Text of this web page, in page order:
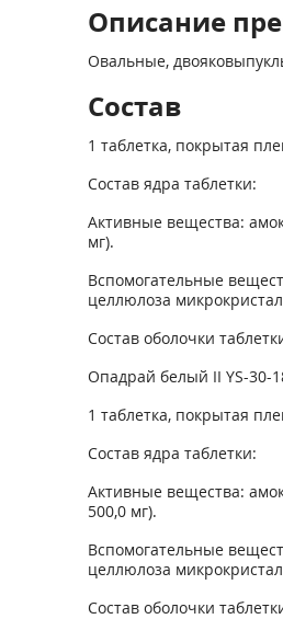
Описание
Овальные,
Состав
1 таблетка, покрытая
Состав ядра таблетки:
Активные вещества:
мг).
Вспомогательные
целлюлоза
Состав оболочки
Опадрай белый II YS-30-
1 таблетка, покрытая
Состав ядра таблетки:
Активные вещества:
500,0 мг).
Вспомогательные
целлюлоза
Состав оболочки